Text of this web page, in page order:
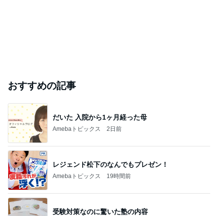
おすすめの記事
だいた 入院から1ヶ月経った母
Amebaトピックス 2日前
レジェンド松下のなんでもプレゼン！
Amebaトピックス 19時間前
受験対策なのに驚いた塾の内容